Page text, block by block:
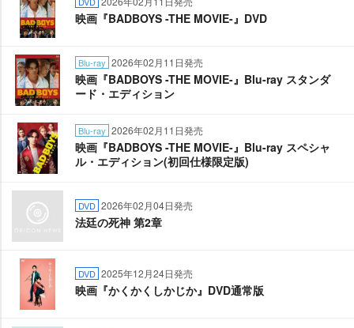
映画『BADBOYS -THE MOVIE-』DVD
Blu-ray 2026年02月11日発売
映画『BADBOYS -THE MOVIE-』Blu-ray スタンダ
ード・エディション
Blu-ray 2026年02月11日発売
映画『BADBOYS -THE MOVIE-』Blu-ray スペシャ
ル・エディション(初回仕様限定版)
DVD 2026年02月04日発売
法廷の死神 第2章
DVD 2025年12月24日発売
映画『かくかくしかじか』DVD通常版